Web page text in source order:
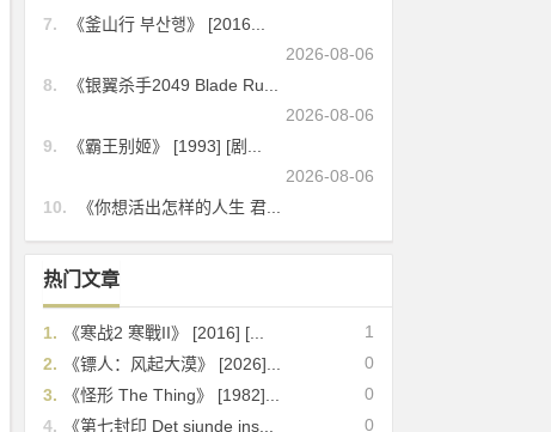
7.
《釜山行 부산행》 [2016...
2026-08-06
8.
《银翼杀手2049 Blade Ru...
2026-08-06
9.
《霸王别姬》 [1993] [剧...
2026-08-06
10.
《你想活出怎样的人生 君...
热门文章
1
1.
《寒战2 寒戰II》 [2016] [...
0
2.
《镖人：风起大漠》 [2026]...
0
3.
《怪形 The Thing》 [1982]...
0
4. 《第七封印 Det sjunde ins...